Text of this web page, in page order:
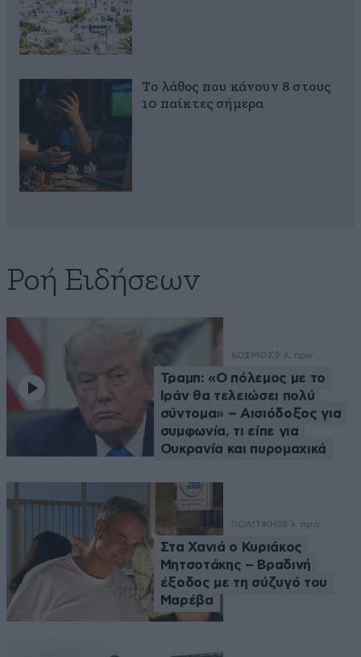
Το λάθος που κάνουν 8 στους
10 παίκτες σήμερα
Ροή Ειδήσεων
ΚΟΣΜΟΣ9 λ. πριν
Τραμπ: «Ο πόλεμος με το
Ιράν θα τελειώσει πολύ
σύντομα» – Αισιόδοξος για
συμφωνία, τι είπε για
Ουκρανία και πυρομαχικά
ΠΟΛΙΤΙΚΗ35 λ. πριν
Στα Χανιά ο Κυριάκος
Μητσοτάκης – Βραδινή
έξοδος με τη σύζυγό του
Μαρέβα